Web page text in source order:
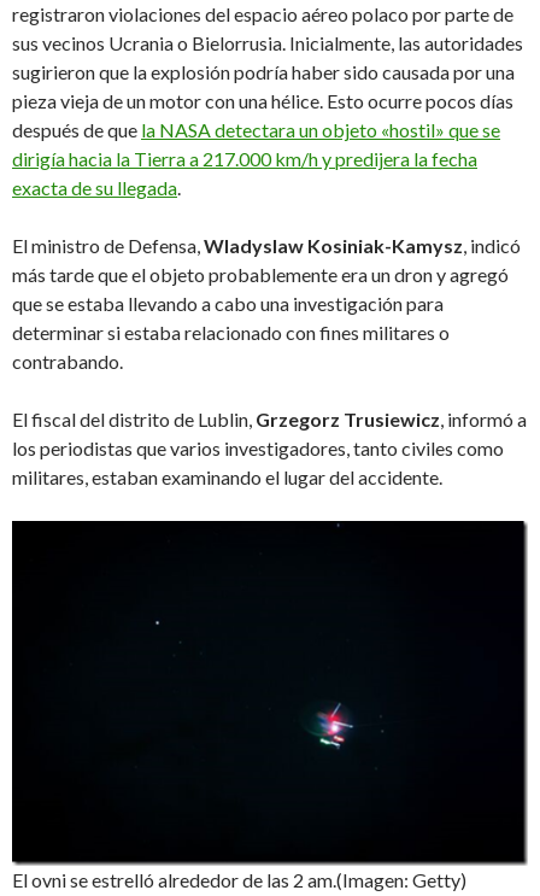
registraron violaciones del espacio aéreo polaco por parte de
sus vecinos Ucrania o Bielorrusia. Inicialmente, las autoridades
sugirieron que la explosión podría haber sido causada por una
pieza vieja de un motor con una hélice. Esto ocurre pocos días
después de que la NASA detectara un objeto «hostil» que se
dirigía hacia la Tierra a 217.000 km/h y predijera la fecha
exacta de su llegada.
El ministro de Defensa,Wladyslaw Kosiniak-Kamysz, indicó
más tarde que el objeto probablemente era un dron y agregó
que se estaba llevando a cabo una investigación para
determinar si estaba relacionado con fines militares o
contrabando.
El fiscal del distrito de Lublin, Grzegorz Trusiewicz, informó a
los periodistas que varios investigadores, tanto civiles como
militares, estaban examinando el lugar del accidente.
El ovni se estrelló alrededor de las 2 am.(Imagen: Getty)